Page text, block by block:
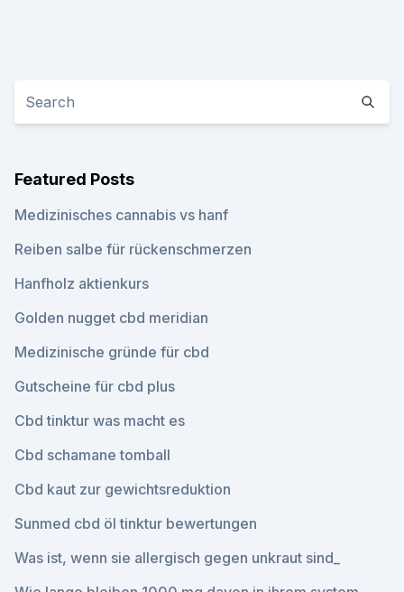
Featured Posts
Medizinisches cannabis vs hanf
Reiben salbe für rückenschmerzen
Hanfholz aktienkurs
Golden nugget cbd meridian
Medizinische gründe für cbd
Gutscheine für cbd plus
Cbd tinktur was macht es
Cbd schamane tomball
Cbd kaut zur gewichtsreduktion
Sunmed cbd öl tinktur bewertungen
Was ist, wenn sie allergisch gegen unkraut sind_